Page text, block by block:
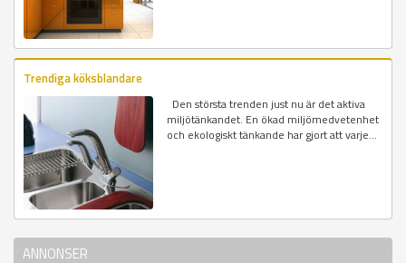
Trendiga köksblandare
Den största trenden just nu är det aktiva
miljötänkandet. En ökad miljömedvetenhet
och ekologiskt tänkande har gjort att varje...
ANNONSER